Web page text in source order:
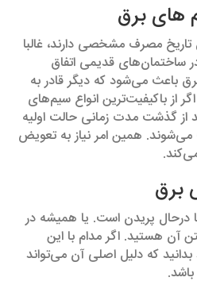
مصرف مشخصی دارند، غالبا
قدیمی اتفاق
باعث می‌شود که دیگر قادر به
از باکیفیت‌ترین انواع سیم‌های
از گذشت مدت زمانی حالت اولیه
همین امر نیاز به تعویض
درحال پریدن است. یا همیشه در
آن هستید. اگر مدام با این
که دلیل اصلی آن می‌تواند